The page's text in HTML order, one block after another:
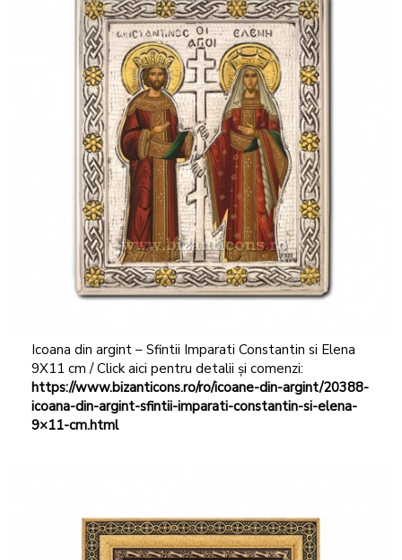
Icoana din argint – Sfintii Imparati Constantin si Elena
9X11 cm / Click aici pentru detalii și comenzi:
https://www.bizanticons.ro/ro/icoane-din-argint/20388-
icoana-din-argint-sfintii-imparati-constantin-si-elena-
9×11-cm.html